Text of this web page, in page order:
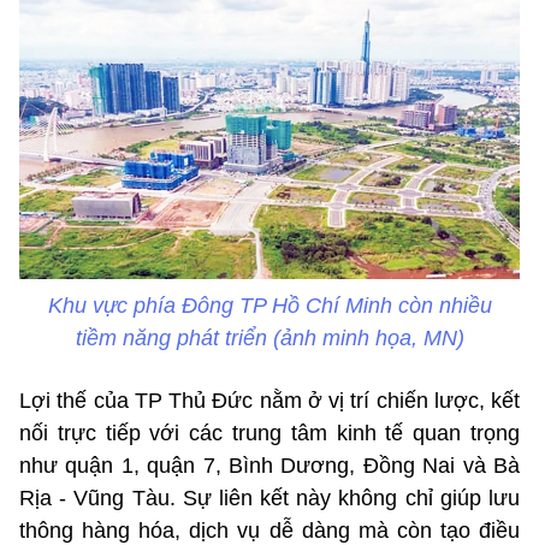
Khu vực phía Đông TP Hồ Chí Minh còn nhiều
tiềm năng phát triển (ảnh minh họa, MN)
Lợi thế của TP Thủ Đức nằm ở vị trí chiến lược, kết
nối trực tiếp với các trung tâm kinh tế quan trọng
như quận 1, quận 7, Bình Dương, Đồng Nai và Bà
Rịa - Vũng Tàu. Sự liên kết này không chỉ giúp lưu
thông hàng hóa, dịch vụ dễ dàng mà còn tạo điều